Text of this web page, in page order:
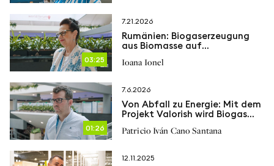
03:25
7.21.2026
Rumänien: Biogaserzeugung
aus Biomasse auf
Ioana Ionel
01:26
7.6.2026
Von Abfall zu Energie: Mit dem
Projekt Valorish wird Biogas
Kreislaufwirtschaft
Patricio Iván Cano Santana
12.11.2025